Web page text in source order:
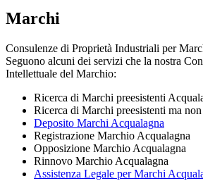
Marchi
Consulenze di Proprietà Industriali per
Seguono alcuni dei servizi che la nostra
Intellettuale del Marchio:
Ricerca di Marchi preesistenti
Ricerca di Marchi preesistenti ma
Deposito Marchi Acqualagna
Registrazione Marchio Acqualagna
Opposizione Marchio Acqualagna
Rinnovo Marchio Acqualagna
Assistenza Legale per Marchi